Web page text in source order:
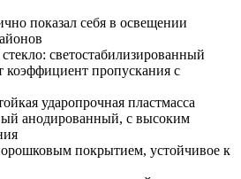
показал себя в освещении
светостабилизированный
коэффициент пропускания с
ударопрочная пластмасса
анодированный, с высоким
покрытием, устойчивое к